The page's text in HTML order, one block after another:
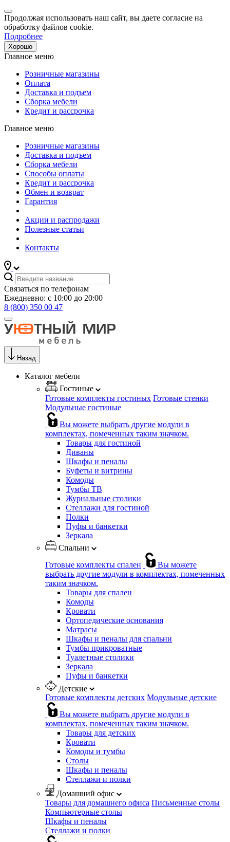
Продолжая использовать наш сайт, вы даете согласие на
обработку файлов cookie.
Подробнее
Хорошо
Главное меню
Розничные магазины
Оплата
Доставка и подъем
Сборка мебели
Кредит и рассрочка
Главное меню
Розничные магазины
Доставка и подъем
Сборка мебели
Способы оплаты
Кредит и рассрочка
Обмен и возврат
Гарантия
Акции и распродажи
Полезные статьи
Контакты
Связаться по телефонам
Ежедневно: с 10:00 до 20:00
8 (800) 350 00 47
Назад
Каталог мебели
Гостиные
Готовые комплекты гостиных Готовые стенки
Модульные гостиные
Вы можете выбрать другие модули в
комплектах, помеченных таким значком.
Товары для гостиной
Диваны
Шкафы и пеналы
Буфеты и витрины
Комоды
Тумбы ТВ
Журнальные столики
Стеллажи для гостиной
Полки
Пуфы и банкетки
Зеркала
Спальни
Готовые комплекты спален
Вы можете
выбрать другие модули в комплектах, помеченных
таким значком.
Товары для спален
Комоды
Кровати
Ортопедические основания
Матрасы
Шкафы и пеналы для спальни
Тумбы прикроватные
Туалетные столики
Зеркала
Пуфы и банкетки
Детские
Готовые комплекты детских Модульные детские
Вы можете выбрать другие модули в
комплектах, помеченных таким значком.
Товары для детских
Кровати
Комоды и тумбы
Столы
Шкафы и пеналы
Стеллажи и полки
Домашний офис
Товары для домашнего офиса Письменные столы
Компьютерные столы
Шкафы и пеналы
Стеллажи и полки